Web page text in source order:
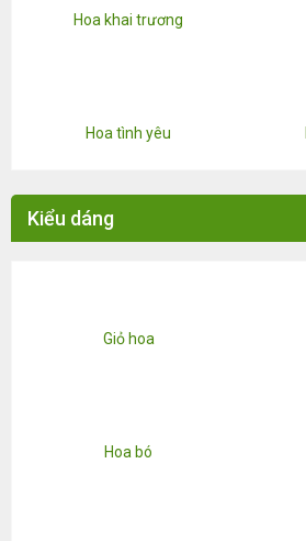
Hoa khai trương
Hoa tình yêu
Kiểu dáng
Giỏ hoa
Hoa bó